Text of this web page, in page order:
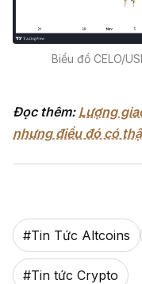
Biểu đồ CELO/
Đọc thêm: Lượng
nhưng điều đó có
#Tin Tức Altcoins
#Tin tức Crypto